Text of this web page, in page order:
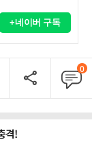
+네이버 구독
0